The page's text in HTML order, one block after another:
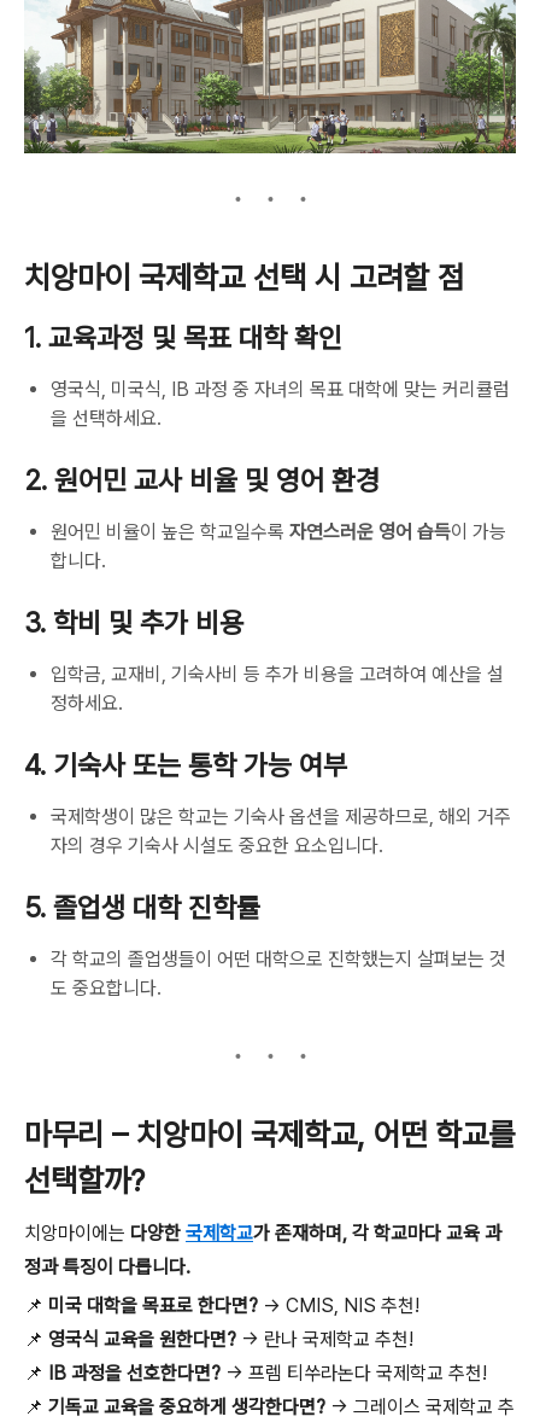
치앙마이 국제학교 선택 시 고려할 점
1. 교육과정 및 목표 대학 확인
영국식, 미국식, IB 과정 중 자녀의 목표 대학에 맞는 커리큘럼
을 선택하세요.
2. 원어민 교사 비율 및 영어 환경
원어민 비율이 높은 학교일수록 자연스러운 영어 습득이 가능
합니다.
3. 학비 및 추가 비용
입학금, 교재비, 기숙사비 등 추가 비용을 고려하여 예산을 설
정하세요.
4. 기숙사 또는 통학 가능 여부
국제학생이 많은 학교는 기숙사 옵션을 제공하므로, 해외 거주
자의 경우 기숙사 시설도 중요한 요소입니다.
5. 졸업생 대학 진학률
각 학교의 졸업생들이 어떤 대학으로 진학했는지 살펴보는 것
도 중요합니다.
마무리 – 치앙마이 국제학교, 어떤 학교를
선택할까?
치앙마이에는 다양한 국제학교가 존재하며, 각 학교마다 교육 과
정과 특징이 다릅니다.
📌 미국 대학을 목표로 한다면? → CMIS, NIS 추천!
📌 영국식 교육을 원한다면? → 란나 국제학교 추천!
📌 IB 과정을 선호한다면? → 프렘 티쑤라논다 국제학교 추천!
📌 기독교 교육을 중요하게 생각한다면? → 그레이스 국제학교 추